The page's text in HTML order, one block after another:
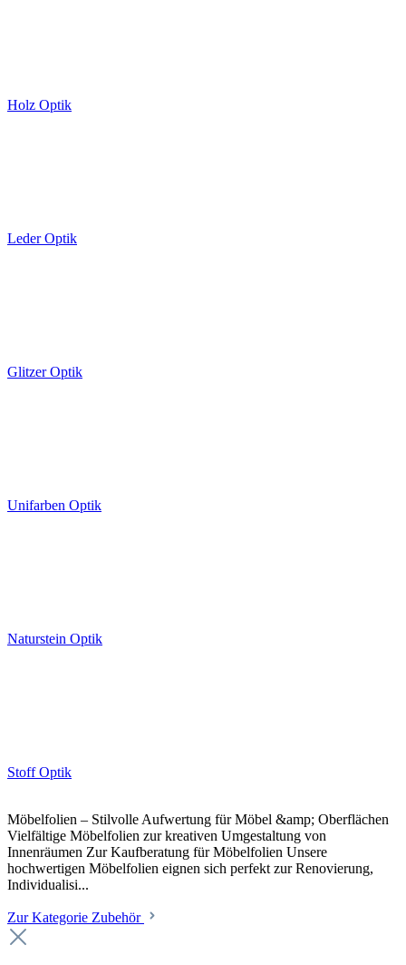
Holz Optik
Leder Optik
Glitzer Optik
Unifarben Optik
Naturstein Optik
Stoff Optik
Möbelfolien – Stilvolle Aufwertung für Möbel &amp; Oberflächen
Vielfältige Möbelfolien zur kreativen Umgestaltung von
Innenräumen Zur Kaufberatung für Möbelfolien Unsere
hochwertigen Möbelfolien eignen sich perfekt zur Renovierung,
Individualisi...
Zur Kategorie Zubehör